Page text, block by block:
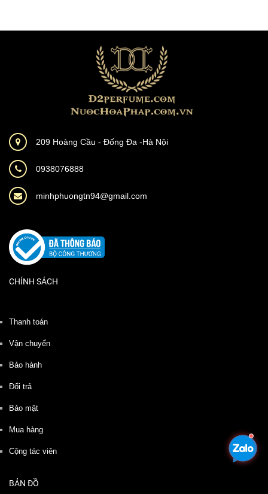
209 Hoàng Cầu - Đống Đa -Hà Nội
0938076888
minhphuongtn94@gmail.com
CHÍNH SÁCH
Thanh toán
Vận chuyển
Bảo hành
Đổi trả
Bảo mật
Mua hàng
Cộng tác viên
BẢN ĐỒ